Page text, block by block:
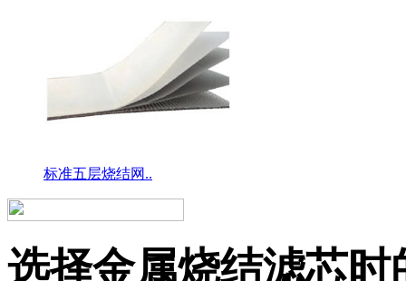
标准五层烧结网..
选择金属烧结滤芯时